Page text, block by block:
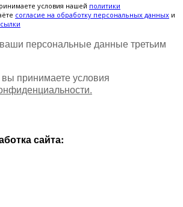
условия нашей политики
cогласие на обработку персональных данных и
персональные данные третьим
принимаете условия
сайта: